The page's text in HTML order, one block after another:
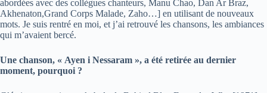
abordées avec des collègues chanteurs, Manu Chao, Dan Ar Braz,
Akhenaton,Grand Corps Malade, Zaho…] en utilisant de nouveaux
mots. Je suis rentré en moi, et j’ai retrouvé les chansons, les ambiances
qui m’avaient bercé.
Une chanson, « Ayen i Nessaram », a été retirée au dernier
moment, pourquoi ?